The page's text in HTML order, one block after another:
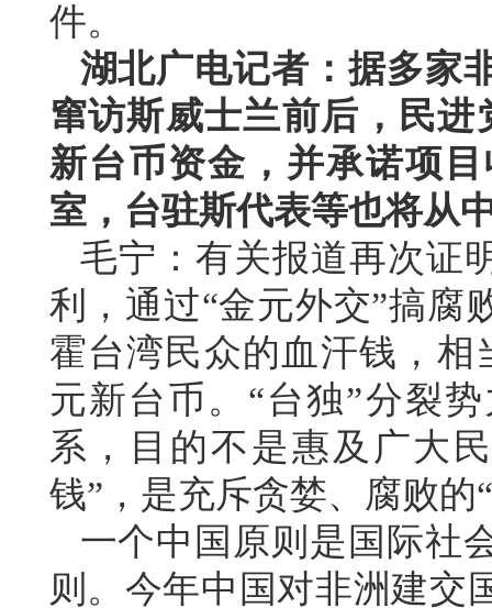
件。
湖北广电记者：据多家
窜访斯威士兰前后，民进
新台币资金，并承诺项
室，台驻斯代表等也将从
毛宁：有关报道再次证
利，通过“金元外交”搞腐
霍台湾民众的血汗钱，
元新台币。“台独”分裂
系，目的不是惠及广大
钱”，是充斥贪婪、腐败的
一个中国原则是国际社
则。今年中国对非洲建交